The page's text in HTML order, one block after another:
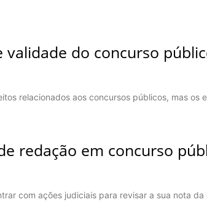
do concurso
relacionados aos concursos públicos, mas
redação em concurso
com ações judiciais para revisar a sua nota